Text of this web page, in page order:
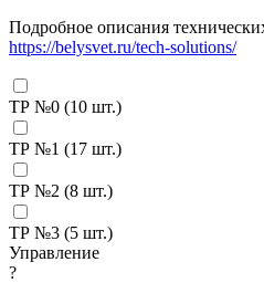
Подробное описания
https://belysvet.ru/tech-solutions/
ТР №0 (10 шт.)
ТР №1 (17 шт.)
ТР №2 (8 шт.)
ТР №3 (5 шт.)
Управление
?